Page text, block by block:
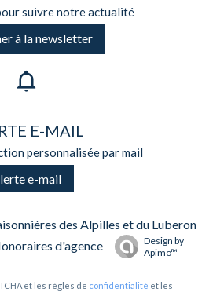
suivre notre actualité
à la newsletter
E-MAIL
personnalisée par mail
e-mail
des Alpilles et du Luberon
d'agence
Design by
Apimo™
et les règles de confidentialité et les